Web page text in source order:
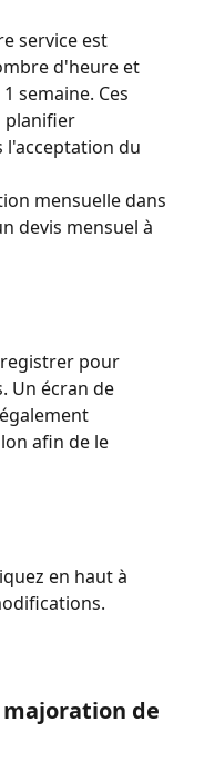
service est
d'heure et
semaine. Ces
planifier
l'acceptation du
mensuelle dans
devis mensuel à
pour
Un écran de
afin de le
en haut à
majoration de